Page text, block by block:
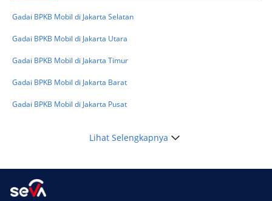
Masuk BI Checking? Simak Peraturan
Gadai BPKB Mobil di Jakarta Selatan
Gadai BPKB Mobil di Jakarta Utara
Gadai BPKB Mobil di Jakarta Timur
Gadai BPKB Mobil di Jakarta Barat
Gadai BPKB Mobil di Jakarta Pusat
Lihat Selengkapnya